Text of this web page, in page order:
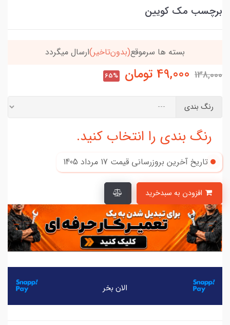
برچسب مک کویین
بسته ها سرموقع(بدون‌تاخیر)ارسال میگردد
138,000
49,000 تومان 65%
رنگ بندی
رنگ بندی را انتخاب کنید.
تاریخ آخرین بروزرسانی قیمت 17 مرداد 1405